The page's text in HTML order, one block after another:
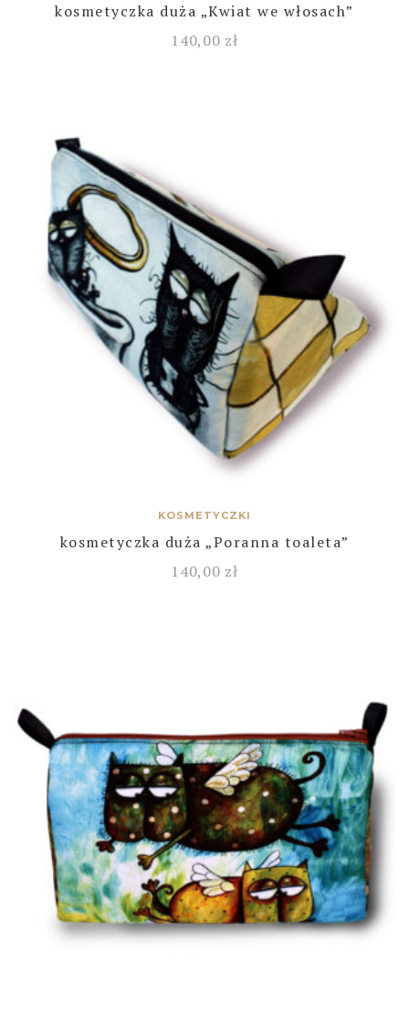
kosmetyczka duża „Kwiat we włosach”
140,00 zł
KOSMETYCZKI
kosmetyczka duża „Poranna toaleta”
140,00 zł